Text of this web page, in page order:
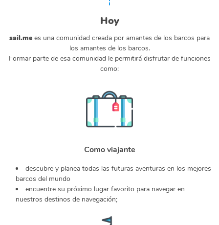
Hoy
sail.me es una comunidad creada por amantes de los barcos para
los amantes de los barcos.
Formar parte de esa comunidad le permitirá disfrutar de funciones
como:
Como viajante
descubre y planea todas las futuras aventuras en los mejores
barcos del mundo
encuentre su próximo lugar favorito para navegar en
nuestros destinos de navegación;